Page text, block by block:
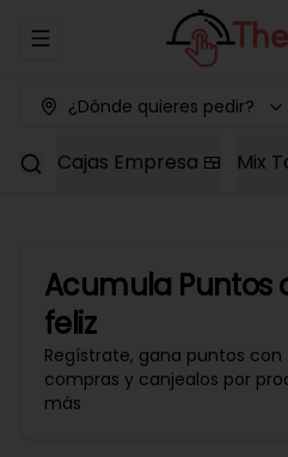
Abrir menu de navegación
¿Dónde quieres pedir?
Cajas Empresa 🍱 Mix
Acumula Puntos
feliz
Regístrate, gana puntos con
compras y canjealos por
más